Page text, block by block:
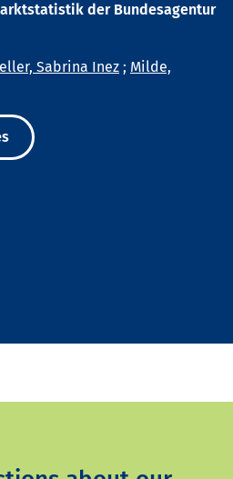
der Bundesagentur
Sabrina Inez ; Milde,